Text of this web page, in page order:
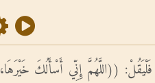
((اللَّهُمَّ إِنِّي أَسْأَلُكَ